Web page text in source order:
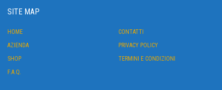
SITE MAP
HOME
AZIENDA
SHOP
F.A.Q.
CONTATTI
PRIVACY POLICY
TERMINI E CONDIZIONI